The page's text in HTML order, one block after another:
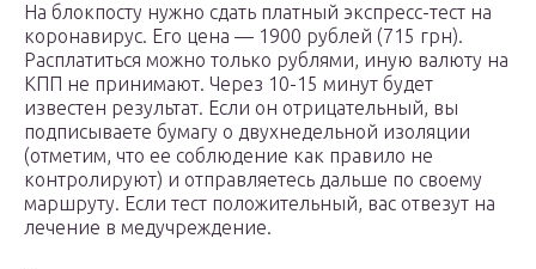
На блокпосту нужно сдать платный экспресс-тест на
коронавирус. Его цена — 1900 рублей (715 грн).
Расплатиться можно только рублями, иную валюту на
КПП не принимают. Через 10-15 минут будет
известен результат. Если он отрицательный, вы
подписываете бумагу о двухнедельной изоляции
(отметим, что ее соблюдение как правило не
контролируют) и отправляетесь дальше по своему
маршруту. Если тест положительный, вас отвезут на
лечение в медучреждение.